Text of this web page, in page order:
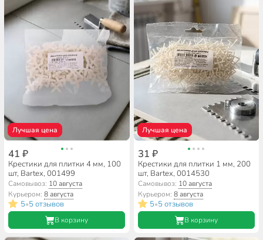
Лучшая цена
41 ₽
Крестики для плитки 4 мм, 100
шт, Bartex, 001499
Самовывоз: 10 августа
Курьером:8 августа
5•5 отзывов
В корзину
Лучшая цена
31 ₽
Крестики для плитки 1 мм, 200
шт, Bartex, 0014530
Самовывоз: 10 августа
Курьером: 8 августа
5•5 отзывов
В корзину